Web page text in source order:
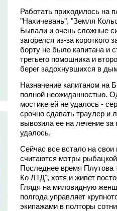
Работать приходилось на
"Нахичевань", "Земля
Бывали и очень сложные
загорелся из-за короткого
борту не было капитана и
третьего помощника и
берег задохнувшихся в
Назначение капитаном на
полной неожиданностью.
мостике ей не удалось -
срочно сдавать траулер и
вывозила ее на лечение за
удалось.
Сейчас все встало на
считаются мэтры
Последнее время
Ко ЛТД", хотя и живет
Глядя на миловидную
полгода управляет
экипажами в полторы